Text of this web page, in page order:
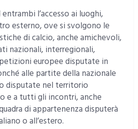
l’accesso ai luoghi,
esterno, ove si svolgono le
di calcio, anche amichevoli,
nazionali, interregionali,
europee disputate in
alle partite della nazionale
disputate nel territorio
e a tutti gli incontri, anche
di appartenenza disputerà
o all’estero.